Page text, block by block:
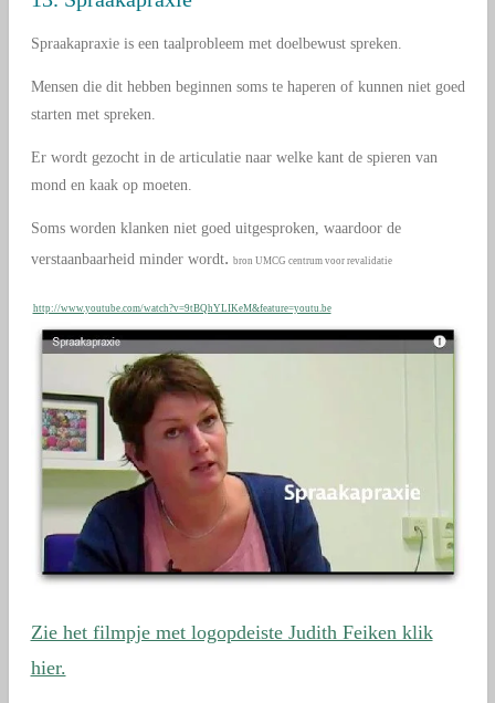
Spraakapraxie is een taalprobleem met doelbewust spreken.
Mensen die dit hebben beginnen soms te haperen of kunnen niet goed
starten met spreken.
Er wordt gezocht in de articulatie naar welke kant de spieren van
mond en kaak op moeten.
Soms worden klanken niet goed uitgesproken, waardoor de
verstaanbaarheid minder wordt. bron UMCG centrum voor revalidatie
http://www.youtube.com/watch?v=9tBQhYLIKeM&feature=youtu.be
Zie het filmpje met logopdeiste Judith Feiken klik
hier.